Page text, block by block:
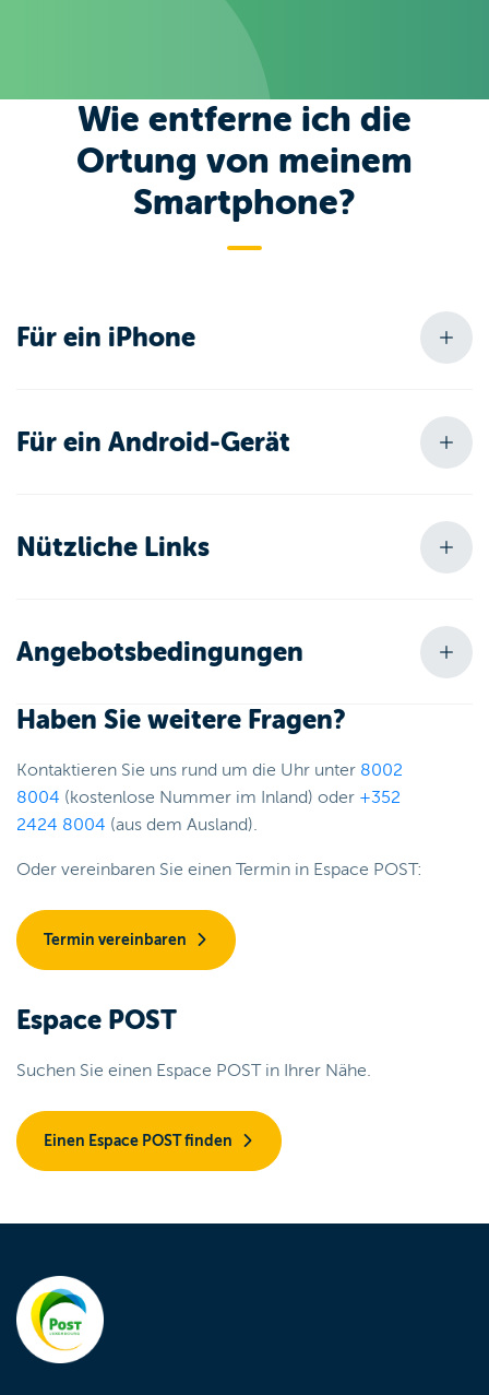
Wie entferne ich die
Ortung von meinem
Smartphone?
Für ein iPhone
Für ein Android-Gerät
Nützliche Links
Angebotsbedingungen
Haben Sie weitere Fragen?
Kontaktieren Sie uns rund um die Uhr unter 8002
8004 (kostenlose Nummer im Inland) oder +352
2424 8004 (aus dem Ausland).
Oder vereinbaren Sie einen Termin in Espace POST:
Termin vereinbaren
Espace POST
Suchen Sie einen Espace POST in Ihrer Nähe.
Einen Espace POST finden